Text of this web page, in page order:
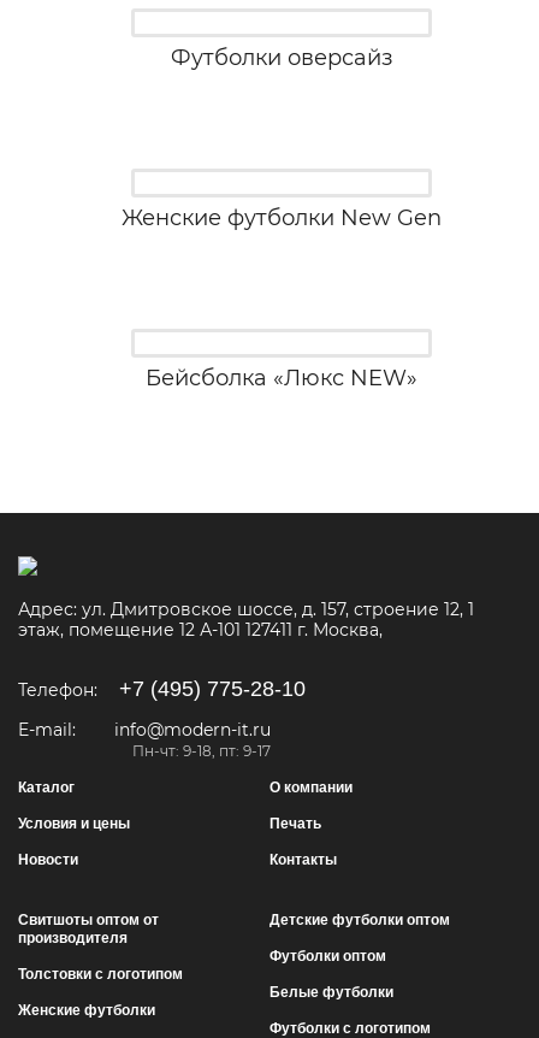
Футболки оверсайз
Женские футболки New Gen
Бейсболка «Люкс NEW»
Адрес: ул. Дмитровское шоссе, д. 157, строение 12, 1
этаж, помещение 12 А-101 127411 г. Москва,
Телефон: +7 (495) 775-28-10
E-mail: info@modern-it.ru
Пн-чт: 9-18, пт: 9-17
Каталог О компании
Условия и цены Печать
Новости Контакты
Свитшоты оптом от
производителя
Толстовки с логотипом
Женские футболки
Детские футболки оптом
Футболки оптом
Белые футболки
Футболки с логотипом